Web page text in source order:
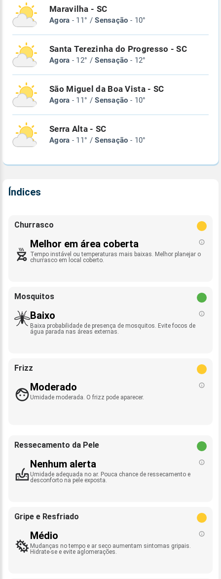
Maravilha - SC
Agora - 11° /Sensação - 10°
Santa Terezinha do Progresso - SC
Agora - 12° /Sensação - 12°
São Miguel da Boa Vista - SC
Agora - 11° /Sensação - 10°
Serra Alta - SC
Agora - 11° /Sensação - 10°
Índices
Churrasco
Melhor em área coberta
Tempo instável ou temperaturas mais baixas. Melhor planejar o
churrasco em local coberto.
Mosquitos
Baixo
Baixa probabilidade de presença de mosquitos. Evite focos de
água parada nas áreas externas.
Frizz
Moderado
Umidade moderada. O frizz pode aparecer.
Ressecamento da Pele
Nenhum alerta
Umidade adequada no ar. Pouca chance de ressecamento e
desconforto na pele exposta.
Gripe e Resfriado
Médio
Mudanças no tempo e ar seco aumentam sintomas gripais.
Hidrate-se e evite aglomerações.